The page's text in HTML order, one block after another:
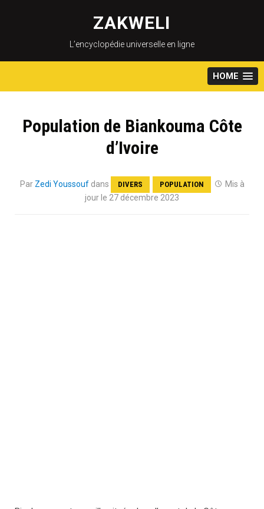
content
ZAKWELI
L’encyclopédie universelle en ligne
HOME
Population de Biankouma Côte
d’Ivoire
Par Zedi Youssoufdans DIVERS POPULATION
Mis à
jour le 27 décembre 2023